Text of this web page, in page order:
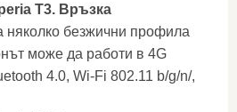
T3. Връзка
няколко безжични профила
може да работи в 4G
4.0, Wi-Fi 802.11 b/g/n/,